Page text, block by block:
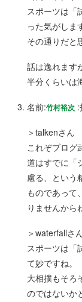
スポーツは「
った気がしま
その通りだと
話は逸れます
半分くらいは
名前:竹村裕次:
＞talkenさん
これぞブログ
道はすでに「
慮る、という
ものであって
りませんから
＞waterfallさ
スポーツは「
て妙ですね。
大相撲もそろ
のではないか